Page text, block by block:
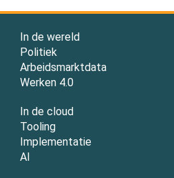
In de wereld
Politiek
Arbeidsmarktdata
Werken 4.0
In de cloud
Tooling
Implementatie
AI